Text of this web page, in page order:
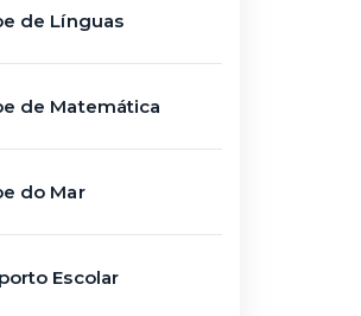
de Línguas
de Matemática
do Mar
Escolar